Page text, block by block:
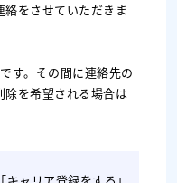
をさせていただきま
す。その間に連絡先の
を希望される場合は